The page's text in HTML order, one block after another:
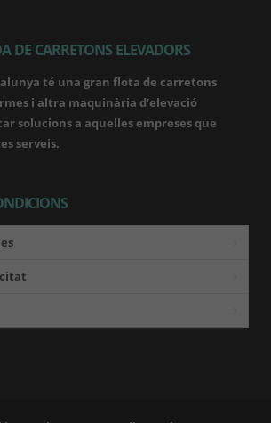
DE CARRETONS ELEVADORS
té una gran flota de carretons
i altra maquinària d’elevació
solucions a aquelles empreses que
serveis.